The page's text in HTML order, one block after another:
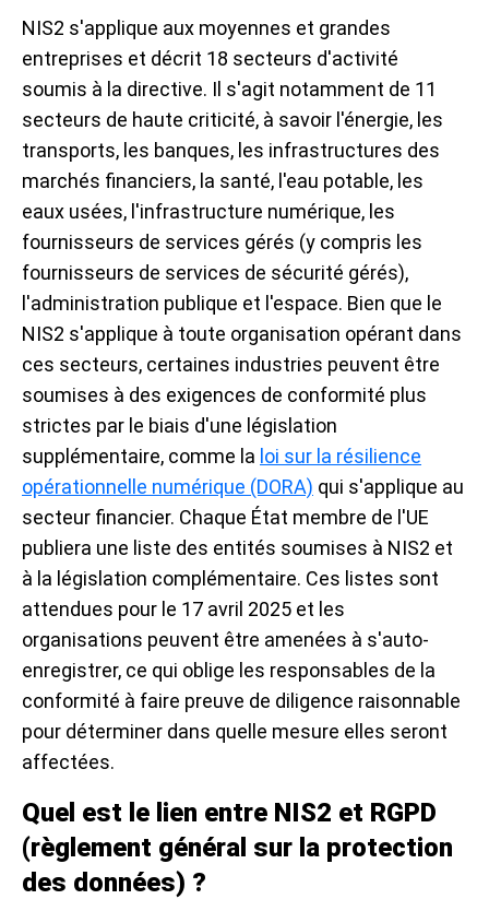
NIS2 s'applique aux moyennes et grandes
entreprises et décrit 18 secteurs d'activité
soumis à la directive. Il s'agit notamment de 11
secteurs de haute criticité, à savoir l'énergie, les
transports, les banques, les infrastructures des
marchés financiers, la santé, l'eau potable, les
eaux usées, l'infrastructure numérique, les
fournisseurs de services gérés (y compris les
fournisseurs de services de sécurité gérés),
l'administration publique et l'espace. Bien que le
NIS2 s'applique à toute organisation opérant dans
ces secteurs, certaines industries peuvent être
soumises à des exigences de conformité plus
strictes par le biais d'une législation
supplémentaire, comme la loi sur la résilience
opérationnelle numérique (DORA) qui s'applique au
secteur financier. Chaque État membre de l'UE
publiera une liste des entités soumises à NIS2 et
à la législation complémentaire. Ces listes sont
attendues pour le 17 avril 2025 et les
organisations peuvent être amenées à s'auto-
enregistrer, ce qui oblige les responsables de la
conformité à faire preuve de diligence raisonnable
pour déterminer dans quelle mesure elles seront
affectées.
Quel est le lien entre NIS2 et RGPD
(règlement général sur la protection
des données) ?